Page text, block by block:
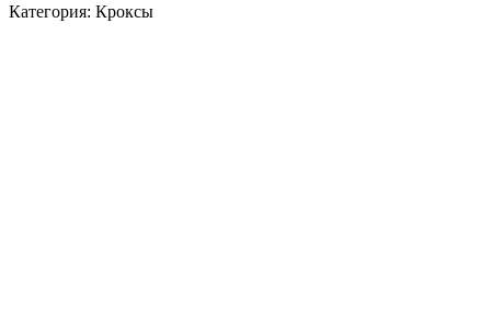
Категория: Кроксы